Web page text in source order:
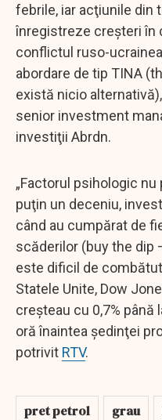
febrile, iar acţiunile din
înregistreze creşteri în
conflictul ruso-
abordare de tip TINA
există nicio
senior investment
investiţii Abrdn.
„Factorul psihologic
puţin un deceniu,
când au cumpărat de
scăderilor (buy the dip
este dificil de combătut
Statele Unite, Dow
creşteau cu 0,7% până
oră înaintea şedinţei
potrivit RTV.
pret petrol grau